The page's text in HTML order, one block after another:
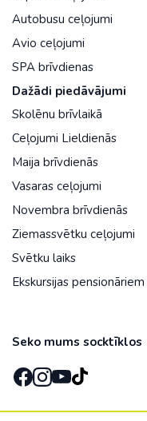
Autobusu ceļojumi
Avio ceļojumi
SPA brīvdienas
Dažādi piedāvājumi
Skolēnu brīvlaikā
Ceļojumi Lieldienās
Maija brīvdienās
Vasaras ceļojumi
Novembra brīvdienās
Ziemassvētku ceļojumi
Svētku laiks
Ekskursijas pensionāriem
Seko mums socktīklos